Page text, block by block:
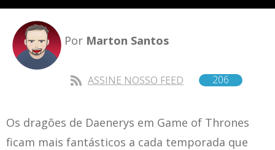
Por Marton Santos
ASSINE NOSSO FEED 206
Os dragões de Daenerys em Game of Thrones
ficam mais fantásticos a cada temporada que